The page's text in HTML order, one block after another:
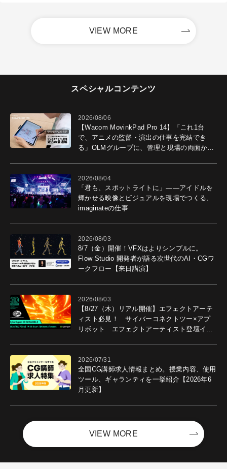
VIEW MORE
スペシャルコンテンツ
2026/08/06
【Wacom MovinkPad Pro 14】「これ1台
で、アニメの監督・演出の仕事を完結でき
る」OLMグループに、管理と現場の両面から
2026/08/04
「君も、スポットライトに」――アイドルを
輝かせる映像とビジュアルを現場でつくる、
imaginateの仕事
2026/08/03
8/7（金）開催！VFXはよりシンプルに。
Flow Studio 開発者が語る次世代のAI・CGワ
ークフロー【来日講演】
2026/08/03
【8/27（木）リアル開催】エフェクトアーテ
ィスト必見！ サイバーコネクトツー×アプ
リボット エフェクトアーティスト登壇イベ
2026/07/31
全国CG講師求人情報まとめ。授業内容、使用
ツール、ギャランティを一挙紹介【2026年6
月更新】
VIEW MORE